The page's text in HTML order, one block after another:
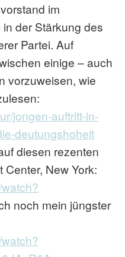
im
der Stärkung des
Partei. Auf
einige – auch
vorzuweisen, wie
jongen-auftritt-in-
deutungshoheit
diesen rezenten
New York:
noch mein jüngster